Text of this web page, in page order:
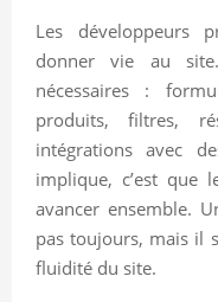
Les développeurs
donner vie au
nécessaires :
produits, filtres,
intégrations avec
implique, c’est que
avancer ensemble.
pas toujours, mais il
fluidité du site.